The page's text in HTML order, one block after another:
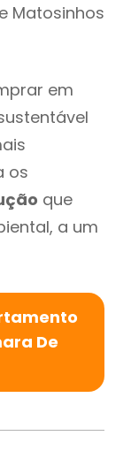
Matosinhos
em
os
que
a um
De